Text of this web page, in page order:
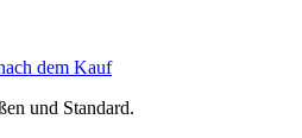
dem Kauf
und Standard.